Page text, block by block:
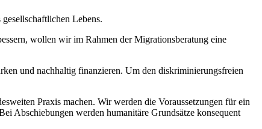
Lebens.
wollen wir im Rahmen der Migrationsberatung eine
und nachhaltig finanzieren. Um den diskriminierungsfreien
Praxis machen. Wir werden die Voraussetzungen für ein
Abschiebungen werden humanitäre Grundsätze konsequent